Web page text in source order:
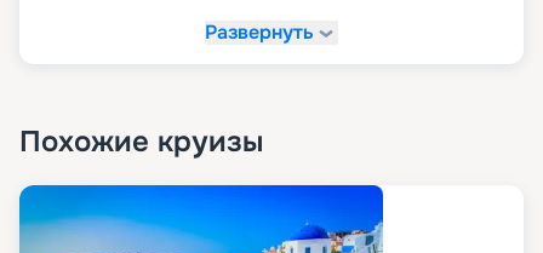
Развернуть
Похожие круизы